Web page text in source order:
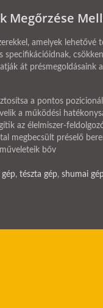
Megőrzése
amelyek lehetővé
át présmegoldásaink
a pontos
a működési
az élelmiszer-
megbecsült préselő
bőv
gép, tészta gép, shumai